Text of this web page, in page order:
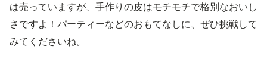
は売っていますが、手作りの皮はモチモチで格別なおいし
さですよ！パーティーなどのおもてなしに、ぜひ挑戦して
みてくださいね。